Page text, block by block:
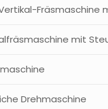
Fräsmaschine
mit
Drehmaschine